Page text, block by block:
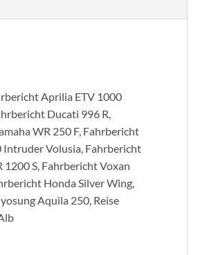
Aprilia ETV 1000
Ducati 996 R,
WR 250 F, Fahrbericht
Intruder Volusia, Fahrbericht
1200 S, Fahrbericht Voxan
Honda Silver Wing,
Aquila 250, Reise